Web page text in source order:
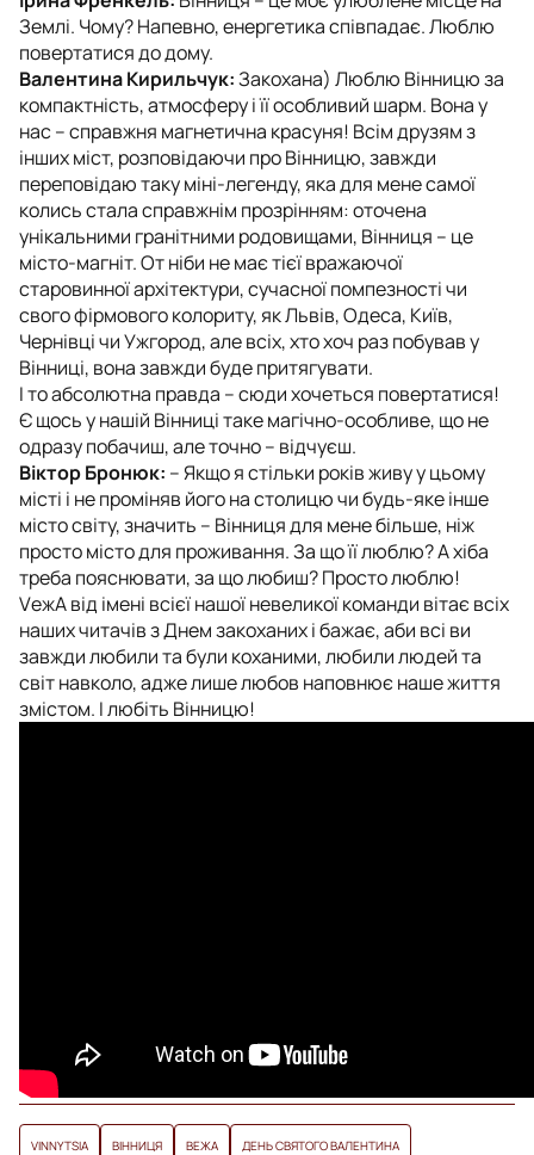
Землі. Чому? Напевно, енергетика співпадає. Люблю
повертатися до дому.
Валентина Кирильчук:Закохана) Люблю Вінницю за
компактність, атмосферу і її особливий шарм. Вона у
нас – справжня магнетична красуня! Всім друзям з
інших міст, розповідаючи про Вінницю, завжди
переповідаю таку міні-легенду, яка для мене самої
колись стала справжнім прозрінням: оточена
унікальними гранітними родовищами, Вінниця – це
місто-магніт. От ніби не має тієї вражаючої
старовинної архітектури, сучасної помпезності чи
свого фірмового колориту, як Львів, Одеса, Київ,
Чернівці чи Ужгород, але всіх, хто хоч раз побував у
Вінниці, вона завжди буде притягувати.
І то абсолютна правда – сюди хочеться повертатися!
Є щось у нашій Вінниці таке магічно-особливе, що не
одразу побачиш, але точно – відчуєш.
Віктор Бронюк: – Якщо я стільки років живу у цьому
місті і не проміняв його на столицю чи будь-яке інше
місто світу, значить – Вінниця для мене більше, ніж
просто місто для проживання. За що її люблю? А хіба
треба пояснювати, за що любиш? Просто люблю!
VежА від імені всієї нашої невеликої команди вітає всіх
наших читачів з Днем закоханих і бажає, аби всі ви
завжди любили та були коханими, любили людей та
світ навколо, адже лише любов наповнює наше життя
змістом. І любіть Вінницю!
VINNYTSIA ВІННИЦЯ ВЕЖА ДЕНЬ СВЯТОГО ВАЛЕНТИНА